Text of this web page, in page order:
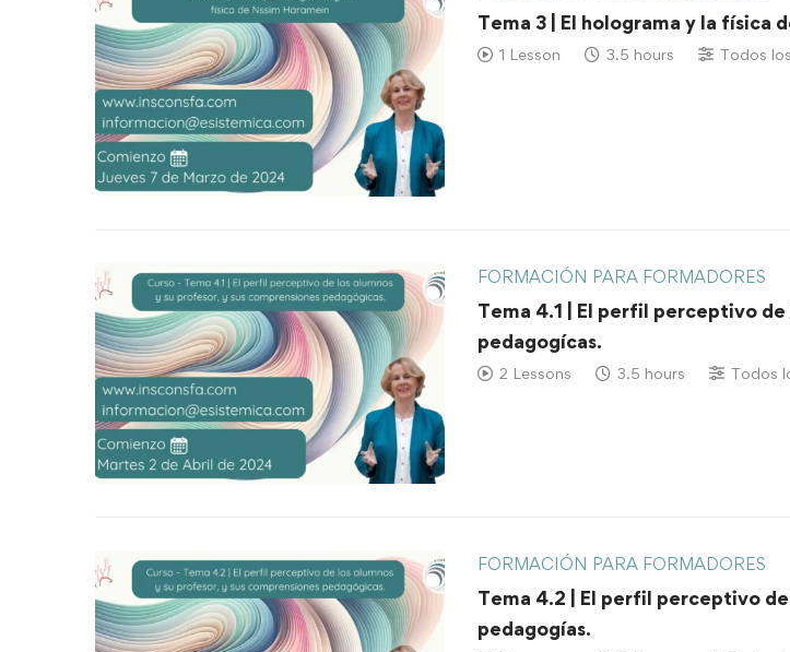
Tema 3 | El holograma y la física
1 Lesson 3.5 hours Todos
FORMACIÓN PARA FORMADORES
Tema 4.1 | El perfil perceptivo de
pedagogícas.
2 Lessons 3.5 hours Todos
FORMACIÓN PARA FORMADORES
Tema 4.2 | El perfil perceptivo
pedagogías.